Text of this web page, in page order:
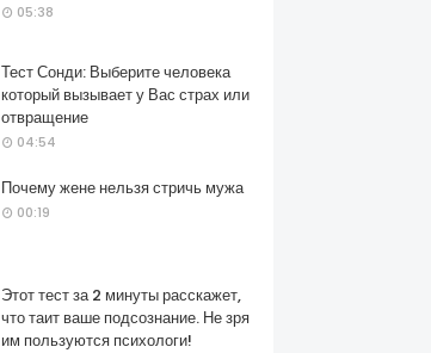
05:38
Тест Сонди: Выберите человека
который вызывает у Вас страх или
отвращение
04:54
Почему жене нельзя стричь мужа
00:19
Этот тест за 2 минуты расскажет,
что таит ваше подсознание. Не зря
им пользуются психологи!